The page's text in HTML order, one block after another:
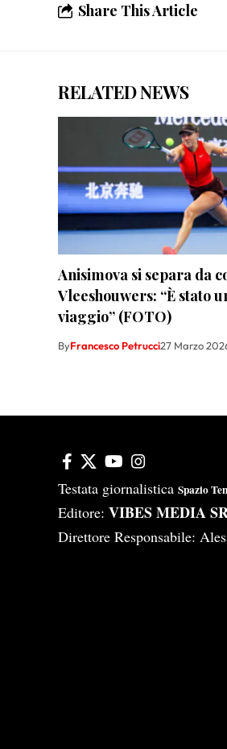
Share This Article
RELATED NEWS
Anisimova si separa da
Vleeshouwers: “È stato
viaggio” (FOTO)
ByFrancesco Petrucci27 Marzo
Testata giornalistica Spazio
Editore: VIBES MEDIA
Direttore Responsabile: